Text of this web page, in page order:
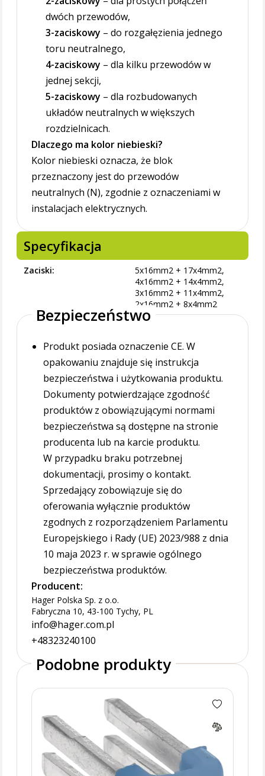
dwóch przewodów,
3-zaciskowy – do rozgałęzienia jednego
toru neutralnego,
4-zaciskowy – dla kilku przewodów w
jednej sekcji,
5-zaciskowy – dla rozbudowanych
układów neutralnych w większych
rozdzielnicach.
Dlaczego ma kolor niebieski?
Kolor niebieski oznacza, że blok
przeznaczony jest do przewodów
neutralnych (N), zgodnie z oznaczeniami w
instalacjach elektrycznych.
Specyfikacja
Zaciski
5x16mm2 + 17x4mm2,
4x16mm2 + 14x4mm2,
3x16mm2 + 11x4mm2,
2x16mm2 + 8x4mm2
Bezpieczeństwo
Produkt posiada oznaczenie CE. W
opakowaniu znajduje się instrukcja
bezpieczeństwa i użytkowania produktu.
Dokumenty potwierdzające zgodność
produktów z obowiązującymi normami
bezpieczeństwa są dostępne na stronie
producenta lub na karcie produktu.
W przypadku braku potrzebnej
dokumentacji, prosimy o kontakt.
Sprzedający zobowiązuje się do
oferowania wyłącznie produktów
zgodnych z rozporządzeniem Parlamentu
Europejskiego i Rady (UE) 2023/988 z dnia
10 maja 2023 r. w sprawie ogólnego
bezpieczeństwa produktów.
Producent:
Hager Polska Sp. z o.o.
Fabryczna 10, 43-100 Tychy, PL
info@hager.com.pl
+48323240100
Podobne produkty